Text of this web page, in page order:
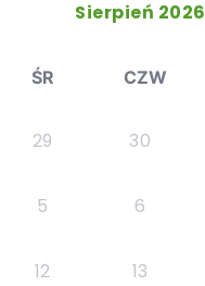
Sierpień 2026
ŚR CZW
29 30
5 6
12 13